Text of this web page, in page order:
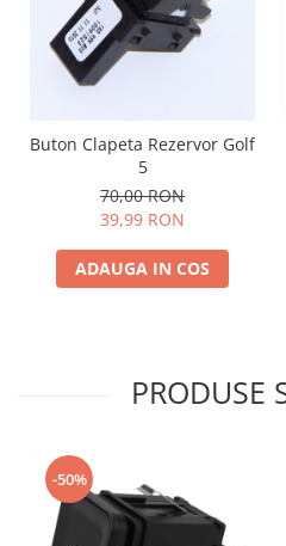
Buton Clapeta Rezervor Golf
5
70,00 RON
39,99 RON
ADAUGA IN COS
PRODUSE
-50%